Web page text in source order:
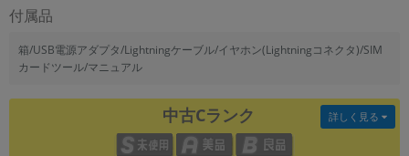
付属品
箱/USB電源アダプタ/Lightningケーブル/イヤホン(Lightningコネクタ)/SIM
カードツール/マニュアル
中古Cランク 詳しく見る
CPU
OS
~